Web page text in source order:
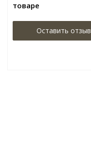
товаре
Оставить отзыв